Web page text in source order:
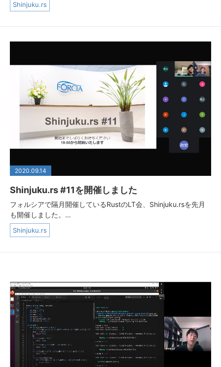
Shinjuku.rs
2020.09.14
Shinjuku.rs #11を開催しました
フォルシアで隔月開催しているRustのLT会、Shinjuku.rsを先月
も開催しました。…
Shinjuku.rs